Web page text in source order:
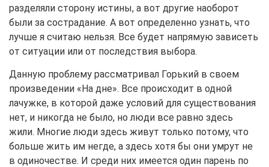
разделяли сторону истины, а вот другие наоборот
были за сострадание. А вот определенно узнать, что
лучше я считаю нельзя. Все будет напрямую зависеть
от ситуации или от последствия выбора.
Данную проблему рассматривал Горький в своем
произведении «На дне». Все происходит в одной
лачужке, в которой даже условий для существования
нет, и никогда не было, но люди все равно здесь
жили. Многие люди здесь живут только потому, что
больше жить им негде, а здесь хотя бы они умрут не
в одиночестве. И среди них имеется один парень по